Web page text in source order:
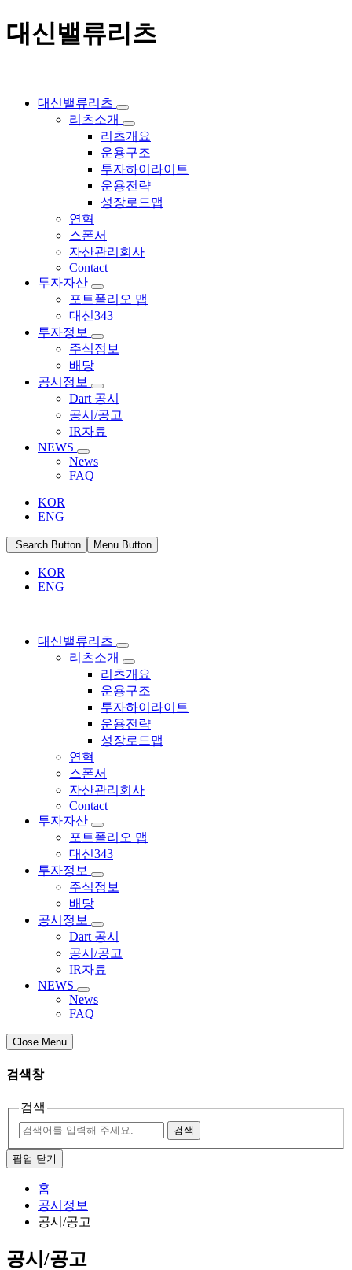
대신밸류리츠
대신밸류리츠
리츠소개
리츠개요
운용구조
투자하이라이트
운용전략
성장로드맵
연혁
스폰서
자산관리회사
Contact
투자자산
포트폴리오 맵
대신343
투자정보
주식정보
배당
공시정보
Dart 공시
공시/공고
IR자료
NEWS
News
FAQ
KOR
ENG
Search Button Menu Button
KOR
ENG
대신밸류리츠
리츠소개
리츠개요
운용구조
투자하이라이트
운용전략
성장로드맵
연혁
스폰서
자산관리회사
Contact
투자자산
포트폴리오 맵
대신343
투자정보
주식정보
배당
공시정보
Dart 공시
공시/공고
IR자료
NEWS
News
FAQ
Close Menu
검색창
검색
검색
팝업 닫기
홈
공시정보
공시/공고
공시/공고